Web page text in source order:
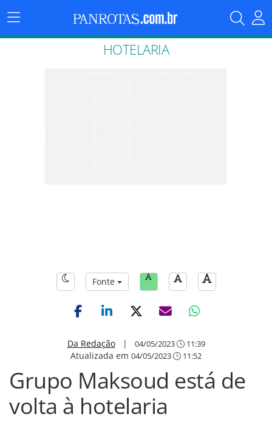
Menu
Principal
HOTELARIA
Fonte
Da Redação| 04/05/2023 11:39
Atualizada em 04/05/2023 11:52
Grupo Maksoud está de
volta à hotelaria